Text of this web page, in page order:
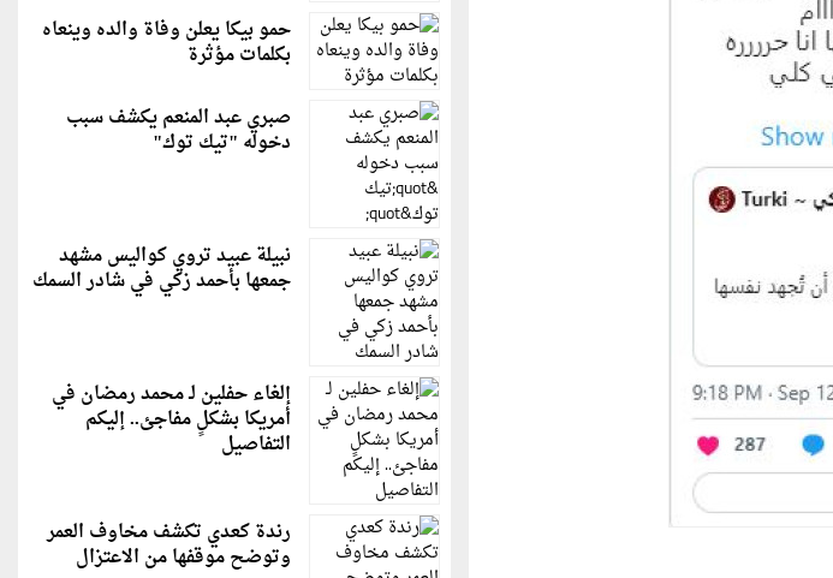
حمو بيكا يعلن وفاة والده وينعاه
بكلمات مؤثرة
صبري عبد المنعم يكشف سبب
دخوله "تيك توك"
نبيلة عبيد تروي كواليس مشهد
جمعها بأحمد زكي في شادر السمك
إلغاء حفلين لـ محمد رمضان في
أمريكا بشكلٍ مفاجئ.. إليكم
التفاصيل
رندة كعدي تكشف مخاوف العمر
وتوضح موقفها من الاعتزال